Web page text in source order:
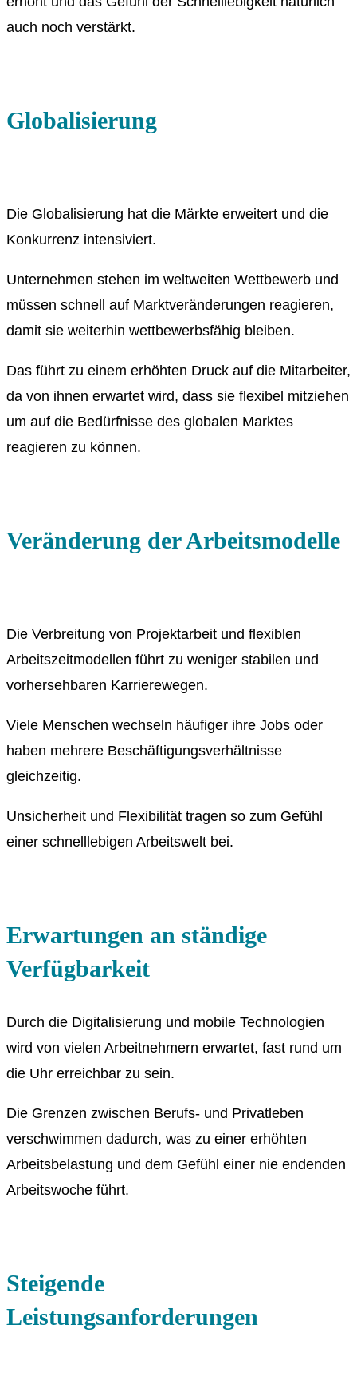
auch noch verstärkt.
Globalisierung
Die Globalisierung hat die Märkte erweitert und die
Konkurrenz intensiviert.
Unternehmen stehen im weltweiten Wettbewerb und
müssen schnell auf Marktveränderungen reagieren,
damit sie weiterhin wettbewerbsfähig bleiben.
Das führt zu einem erhöhten Druck auf die Mitarbeiter,
da von ihnen erwartet wird, dass sie flexibel mitziehen
um auf die Bedürfnisse des globalen Marktes
reagieren zu können.
Veränderung der Arbeitsmodelle
Die Verbreitung von Projektarbeit und flexiblen
Arbeitszeitmodellen führt zu weniger stabilen und
vorhersehbaren Karrierewegen.
Viele Menschen wechseln häufiger ihre Jobs oder
haben mehrere Beschäftigungsverhältnisse
gleichzeitig.
Unsicherheit und Flexibilität tragen so zum Gefühl
einer schnelllebigen Arbeitswelt bei.
Erwartungen an ständige
Verfügbarkeit
Durch die Digitalisierung und mobile Technologien
wird von vielen Arbeitnehmern erwartet, fast rund um
die Uhr erreichbar zu sein.
Die Grenzen zwischen Berufs- und Privatleben
verschwimmen dadurch, was zu einer erhöhten
Arbeitsbelastung und dem Gefühl einer nie endenden
Arbeitswoche führt.
Steigende
Leistungsanforderungen